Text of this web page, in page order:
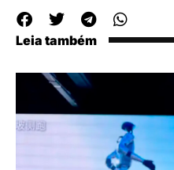
Leia também